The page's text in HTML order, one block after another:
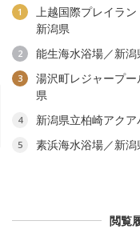
1
上越国際プレイラ
新潟県
2 能生海水浴場／新潟
3
湯沢町レジャープ
県
4 新潟県立柏崎アク
5
素浜海水浴場／新潟
閲覧